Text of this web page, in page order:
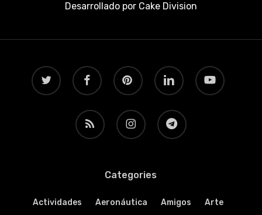
Desarrollado porCake Division
twitter facebook pinterest linkedin youtube
RSS instagram telegram
Categories
Actividades Aeronáutica Amigos Arte